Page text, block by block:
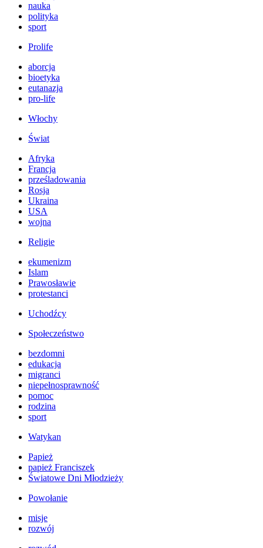
nauka
polityka
sport
Prolife
aborcja
bioetyka
eutanazja
pro-life
Włochy
Świat
Afryka
Francja
prześladowania
Rosja
Ukraina
USA
wojna
Religie
ekumenizm
Islam
Prawosławie
protestanci
Uchodźcy
Społeczeństwo
bezdomni
edukacja
migranci
niepełnosprawność
pomoc
rodzina
sport
Watykan
Papież
papież Franciszek
Światowe Dni Młodzieży
Powołanie
misje
rozwój